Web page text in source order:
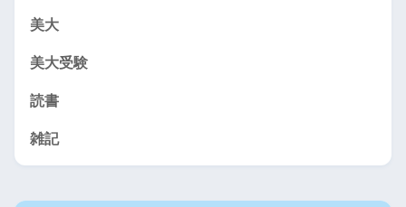
美大
美大受験
読書
雑記